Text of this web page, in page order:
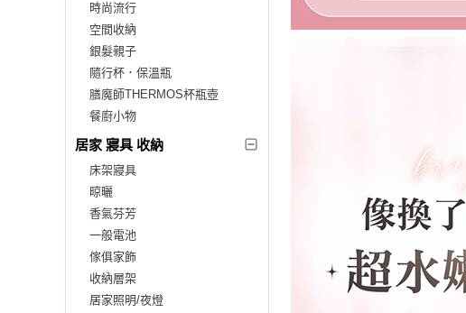
時尚流行
空間收納
銀髮親子
隨行杯．保溫瓶
膳魔師THERMOS杯瓶壺
餐廚小物
居家 寢具 收納
床架寢具
晾曬
香氣芬芳
一般電池
傢俱家飾
收納層架
居家照明/夜燈